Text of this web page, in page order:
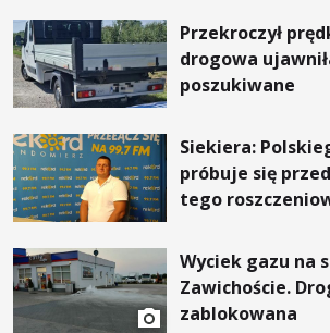
Przekroczył
drogowa
poszukiwane
Siekiera:
próbuje się
tego
Wyciek gazu na
Zawichoście.
zablokowana